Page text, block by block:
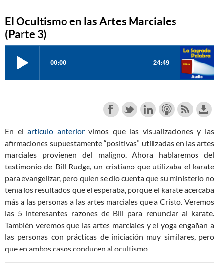
El Ocultismo en las Artes Marciales
(Parte 3)
En elartículo anterior vimos que las visualizaciones y las
afirmaciones supuestamente “positivas” utilizadas en las artes
marciales provienen del maligno. Ahora hablaremos del
testimonio de Bill Rudge, un cristiano que utilizaba el karate
para evangelizar, pero quien se dio cuenta que su ministerio no
tenía los resultados que él esperaba, porque el karate acercaba
más a las personas a las artes marciales que a Cristo. Veremos
las 5 interesantes razones de Bill para renunciar al karate.
También veremos que las artes marciales y el yoga engañan a
las personas con prácticas de iniciación muy similares, pero
que en ambos casos conducen al ocultismo.